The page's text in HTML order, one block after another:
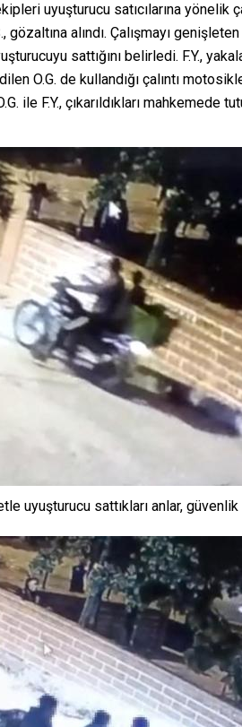
uyuşturucu satıcılarına yönelik
alındı. Çalışmayı
sattığını belirledi. F.Y.,
O.G. de kullandığı çalıntı
ile F.Y., çıkarıldıkları mahkemede
uyuşturucu sattıkları anlar, güvenlik